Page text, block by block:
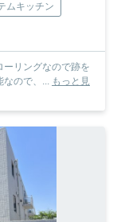
ムキッチン
リングなので跡を
なので、... もっと見